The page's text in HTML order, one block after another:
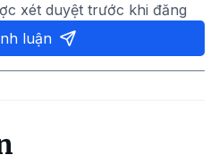
xét duyệt trước khi đăng
luận